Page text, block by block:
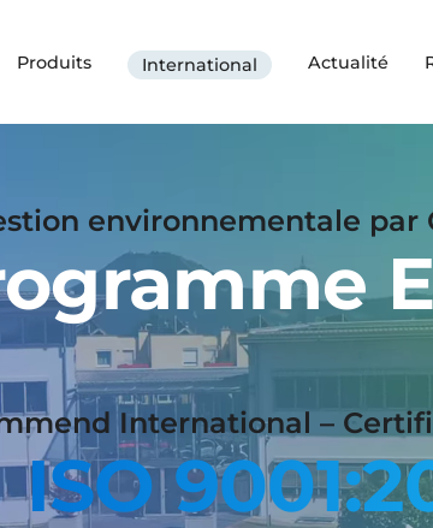
Produits International Actualité
environnementale par
International –
ISO